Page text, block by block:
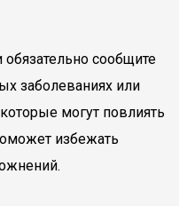
сообщите
заболеваниях или
могут повлиять
избежать